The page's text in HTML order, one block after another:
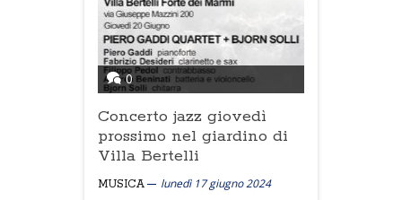
0
Concerto jazz giovedì
prossimo nel giardino di
Villa Bertelli
MUSICA lunedì 17 giugno 2024